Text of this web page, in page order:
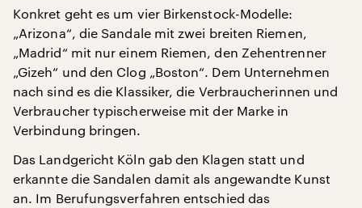
Konkret geht es um vier Birkenstock-Modelle:
„Arizona“, die Sandale mit zwei breiten Riemen,
„Madrid“ mit nur einem Riemen, den Zehentrenner
„Gizeh“ und den Clog „Boston“. Dem Unternehmen
nach sind es die Klassiker, die Verbraucherinnen und
Verbraucher typischerweise mit der Marke in
Verbindung bringen.
Das Landgericht Köln gab den Klagen statt und
erkannte die Sandalen damit als angewandte Kunst
an. Im Berufungsverfahren entschied das